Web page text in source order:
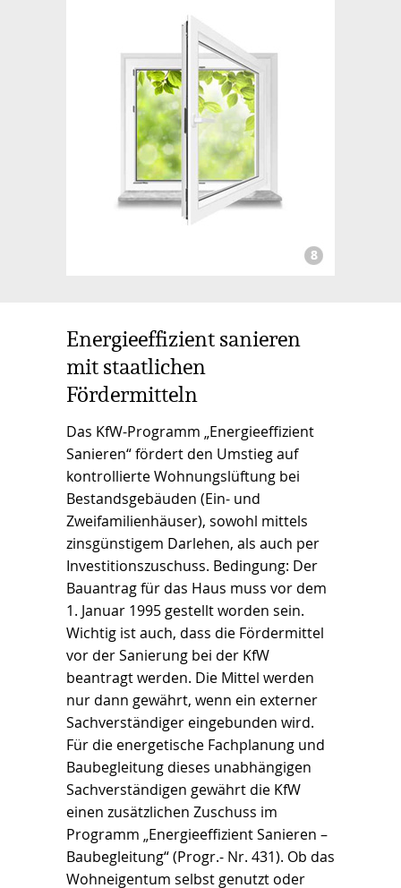
Energieeffizient sanieren
mit staatlichen
Fördermitteln
Das KfW-Programm „Energieeffizient
Sanieren“ fördert den Umstieg auf
kontrollierte Wohnungslüftung bei
Bestandsgebäuden (Ein- und
Zweifamilienhäuser), sowohl mittels
zinsgünstigem Darlehen, als auch per
Investitionszuschuss. Bedingung: Der
Bauantrag für das Haus muss vor dem
1. Januar 1995 gestellt worden sein.
Wichtig ist auch, dass die Fördermittel
vor der Sanierung bei der KfW
beantragt werden. Die Mittel werden
nur dann gewährt, wenn ein externer
Sachverständiger eingebunden wird.
Für die energetische Fachplanung und
Baubegleitung dieses unabhängigen
Sachverständigen gewährt die KfW
einen zusätzlichen Zuschuss im
Programm „Energieeffizient Sanieren –
Baubegleitung“ (Progr.- Nr. 431). Ob das
Wohneigentum selbst genutzt oder